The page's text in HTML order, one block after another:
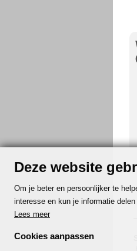
Deze website
Om je beter en persoonlijker te
interesse en kun je informatie
Lees meer
Cookies aanpassen